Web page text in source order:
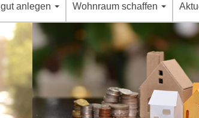
anlegen Wohnraum schaffen